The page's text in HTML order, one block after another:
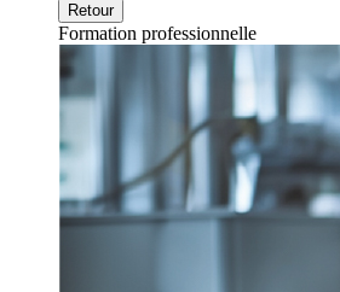
Retour
Formation professionnelle